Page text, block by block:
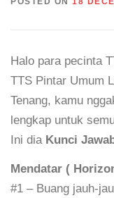
Halo para pecinta
TTS Pintar Umum
Tenang, kamu
lengkap untuk
Ini dia Kunci
Mendatar (
#1 – Buang jauh-